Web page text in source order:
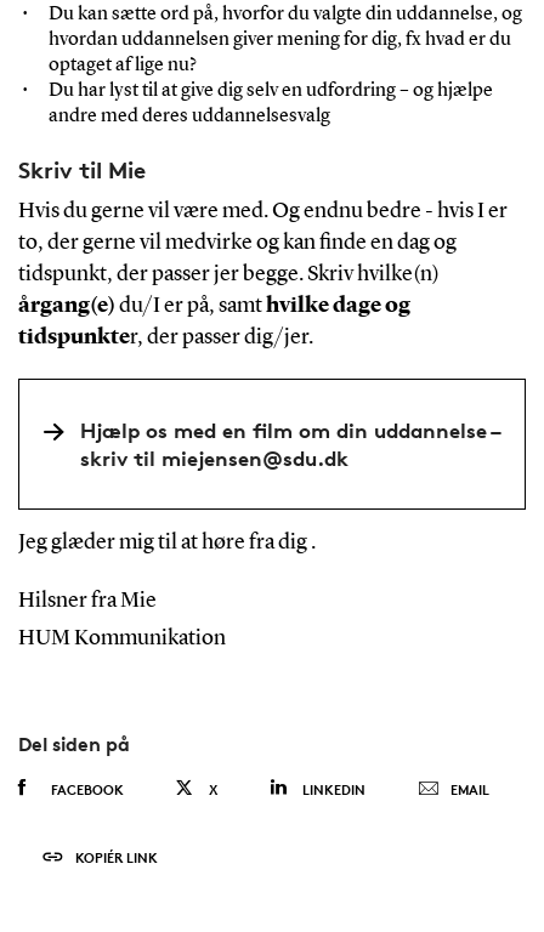
Du kan sætte ord på, hvorfor du valgte din uddannelse, og
hvordan uddannelsen giver mening for dig, fx hvad er du
optaget af lige nu?
Du har lyst til at give dig selv en udfordring – og hjælpe
andre med deres uddannelsesvalg
Skriv til Mie
Hvis du gerne vil være med. Og endnu bedre - hvis I er
to, der gerne vil medvirke og kan finde en dag og
tidspunkt, der passer jer begge. Skriv hvilke(n)
årgang(e) du/I er på, samt hvilke dage og
tidspunkter, der passer dig/jer.
Hjælp os med en film om din uddannelse –
skriv til miejensen@sdu.dk
Jeg glæder mig til at høre fra dig .
Hilsner fra Mie
HUM Kommunikation
Del siden på
FACEBOOK X LINKEDIN EMAIL
KOPIÉR LINK